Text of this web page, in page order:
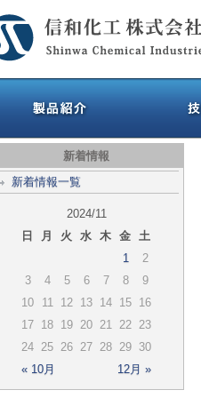
新着情報
新着情報一覧
2024/11
日
月 火 水 木 金
土
1
2
3
4 5 6 7 8
9
10
11 12 13 14 15 16
17 18 19 20 21 22 23
24 25 26 27 28 29 30
« 10月
12月 »